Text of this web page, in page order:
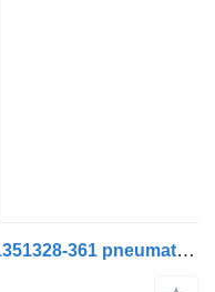
MAHLE TGX 18.440 (01.07-) 9XL351328-361 pneumatski ventil za MAN TGL, TGM, TGS, TGX (2005-2021) kamiona